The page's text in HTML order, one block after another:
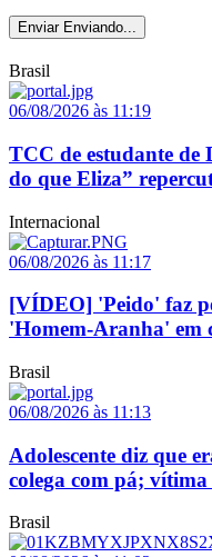
Enviar Enviando...
Brasil
06/08/2026 às 11:19
TCC de estudante de
do que Eliza”
Internacional
06/08/2026 às 11:17
[VÍDEO] 'Peido' faz
'Homem-Aranha' em
Brasil
06/08/2026 às 11:13
Adolescente diz que
colega com pá;
Brasil